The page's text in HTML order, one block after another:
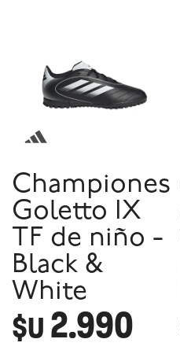
Championes
Goletto IX
TF de niño -
Black &
White
$U 2.990